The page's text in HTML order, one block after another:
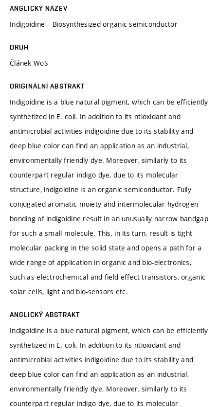
ANGLICKÝ NÁZEV
Indigoidine – Biosynthesized organic semiconductor
DRUH
Článek WoS
ORIGINÁLNÍ ABSTRAKT
Indigoidine is a blue natural pigment, which can be efficiently
synthetized in E. coli. In addition to its ntioxidant and
antimicrobial activities indigoidine due to its stability and
deep blue color can find an application as an industrial,
environmentally friendly dye. Moreover, similarly to its
counterpart regular indigo dye, due to its molecular
structure, indigoidine is an organic semiconductor. Fully
conjugated aromatic moiety and intermolecular hydrogen
bonding of indigoidine result in an unusually narrow bandgap
for such a small molecule. This, in its turn, result is tight
molecular packing in the solid state and opens a path for a
wide range of application in organic and bio-electronics,
such as electrochemical and field effect transistors, organic
solar cells, light and bio-sensors etc.
ANGLICKÝ ABSTRAKT
Indigoidine is a blue natural pigment, which can be efficiently
synthetized in E. coli. In addition to its ntioxidant and
antimicrobial activities indigoidine due to its stability and
deep blue color can find an application as an industrial,
environmentally friendly dye. Moreover, similarly to its
counterpart regular indigo dye, due to its molecular